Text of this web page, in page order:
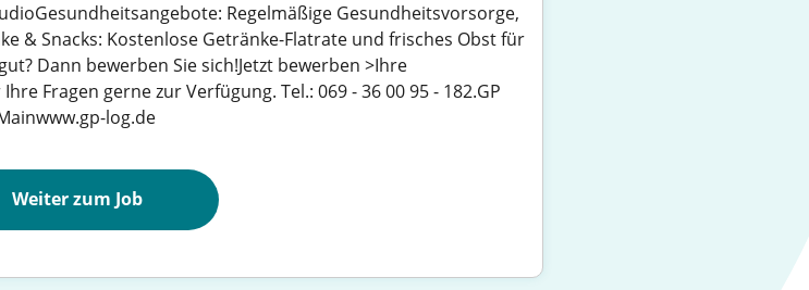
Regelmäßige Gesundheitsvorsorge,
& Snacks: Kostenlose Getränke-Flatrate und frisches Obst für
Dann bewerben Sie sich!Jetzt bewerben >Ihre
Fragen gerne zur Verfügung. Tel.: 069 - 36 00 95 - 182.GP
log.de
Weiter zum Job